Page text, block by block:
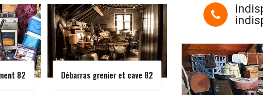
82 Débarras grenier et cave 82